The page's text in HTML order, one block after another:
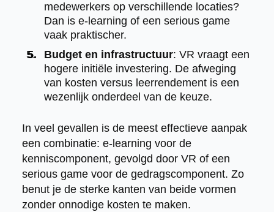
medewerkers op verschillende locaties?
Dan is e-learning of een serious game
vaak praktischer.
Budget en infrastructuur: VR vraagt een
hogere initiële investering. De afweging
van kosten versus leerrendement is een
wezenlijk onderdeel van de keuze.
In veel gevallen is de meest effectieve aanpak
een combinatie: e-learning voor de
kenniscomponent, gevolgd door VR of een
serious game voor de gedragscomponent. Zo
benut je de sterke kanten van beide vormen
zonder onnodige kosten te maken.